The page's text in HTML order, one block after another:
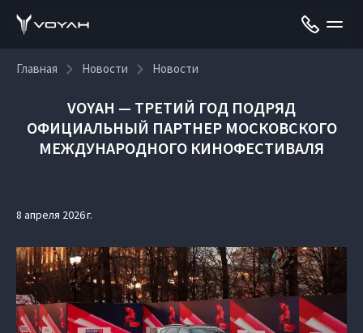
Главная Новости Новости
VOYAH — ТРЕТИЙ ГОД ПОДРЯД
ОФИЦИАЛЬНЫЙ ПАРТНЕР МОСКОВСКОГО
МЕЖДУНАРОДНОГО КИНОФЕСТИВАЛЯ
8 апреля 2026 г.